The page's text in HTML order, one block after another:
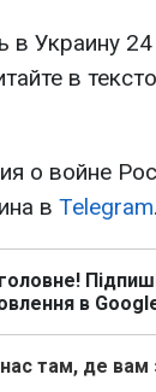
в Украину
в
о войне
в Telegram.
в
там, де вам